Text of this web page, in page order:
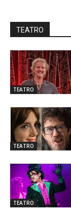
TEATRO
TEATRO
TEATRO
TEATRO